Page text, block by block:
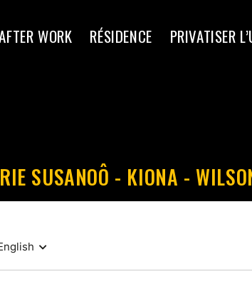
WORK RÉSIDENCE PRIVATISER
SUSANOÔ - KIONA -